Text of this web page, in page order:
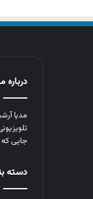
درباره
مدیا
جایی
دسته